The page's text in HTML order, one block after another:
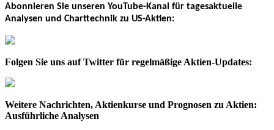
Abonnieren Sie unseren YouTube-Kanal für tagesaktuelle
Analysen und Charttechnik zu US-Aktien:
Folgen Sie uns auf Twitter für regelmäßige Aktien-Updates:
Weitere Nachrichten, Aktienkurse und Prognosen zu Aktien:
Ausführliche Analysen